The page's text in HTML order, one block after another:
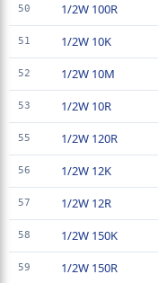
50 1/2W 100R
51 1/2W 10K
52 1/2W 10M
53 1/2W 10R
55 1/2W 120R
56 1/2W 12K
57 1/2W 12R
58 1/2W 150K
59 1/2W 150R